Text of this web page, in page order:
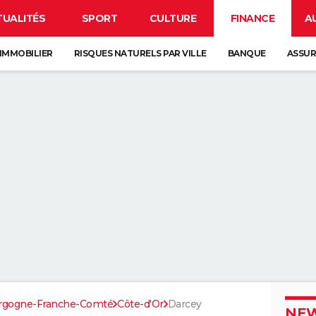
SPORT CULTURE FINANCE
RISQUES NATURELS PAR VILLE BANQUE
Franche-Comté Côte-d'Or Darcey